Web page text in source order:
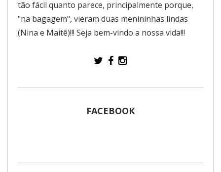
tão fácil quanto parece, principalmente porque,
"na bagagem", vieram duas menininhas lindas
(Nina e Maitê)!!! Seja bem-vindo a nossa vida!!!
FACEBOOK